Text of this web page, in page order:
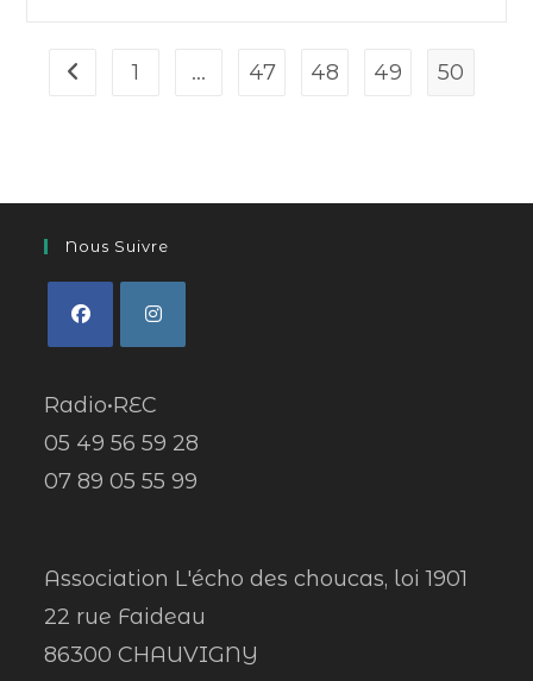
1 … 47 48 49 50
Nous Suivre
Radio•REC
05 49 56 59 28
07 89 05 55 99
Association L'écho des choucas, loi 1901
22 rue Faideau
86300 CHAUVIGNY